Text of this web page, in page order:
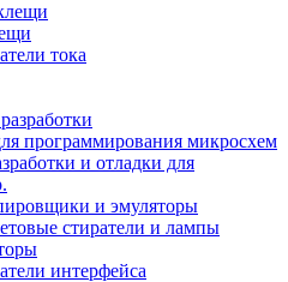
тока
программирования микросхем
и отладки для
и эмуляторы
стиратели и лампы
интерфейса